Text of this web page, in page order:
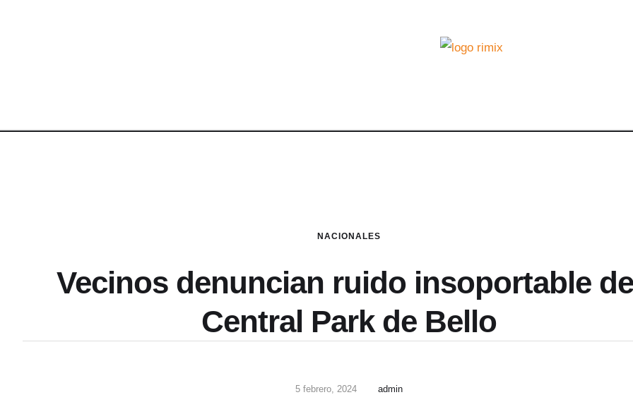
NACIONALES
Vecinos denuncian ruido insoportable
Central Park de Bello
5 febrero, 2024 admin